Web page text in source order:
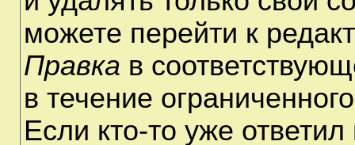
можете перейти к
Правка в
в течение
Если кто-то уже